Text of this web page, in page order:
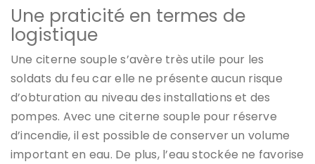
Une praticité en termes de
logistique
Une citerne souple s’avère très utile pour les
soldats du feu car elle ne présente aucun risque
d’obturation au niveau des installations et des
pompes. Avec une citerne souple pour réserve
d’incendie, il est possible de conserver un volume
important en eau. De plus, l’eau stockée ne favorise